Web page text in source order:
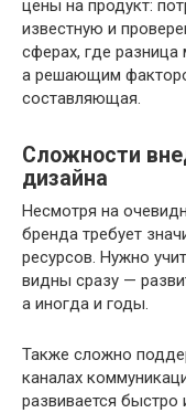
цены на продукт:
известную и
сферах, где
а решающим
составляющая.
Сложности
дизайна
Несмотря на
бренда требует
ресурсов. Нужно
видны сразу —
а иногда и годы.
Также сложно
каналах
развивается быстро